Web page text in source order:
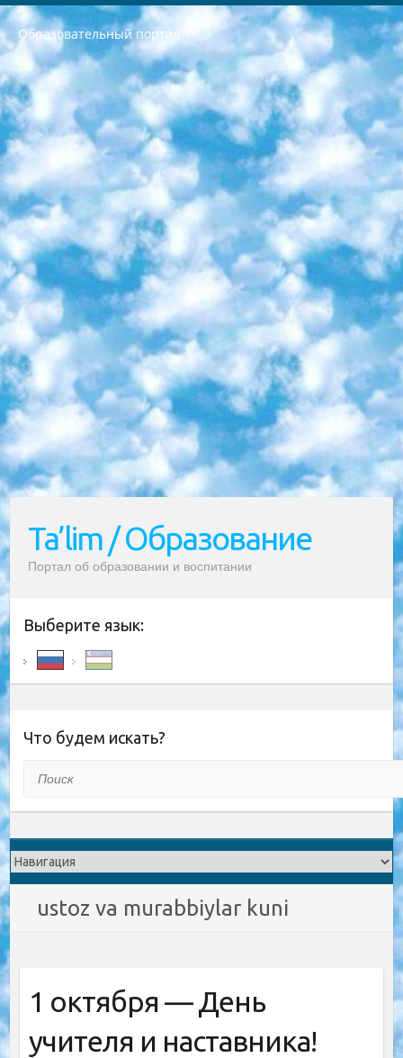
Образовательный портал
РЕСПУБЛИКА УЗБЕКИСТАН МИНИСТРЕРСТВО ДОШКОЛЬНОГО И ШКОЛЬНОГО ОБРАЗОВАНИЯ КОМАНДА в общеобразовательных учреждениях в 2023-2024 учебном году организация и проведение итоговой государственной аттестации обучающихся о Министра дошкольного и школьного образования Республики Узбекистан от 4 марта 2008 года (постановлением Минюста от 20 марта 2008 года № 1778 государственной регистрации) «Итоговое состояние учащихся общего среднего образования на основании положения об утверждении положения об аттестации общего среднего образования выпускной экзамен студентов в образовательных учреждениях в 2023-2024 учебном году В целях организации и прохождения аттестации приказываю: 1. Следующее: перечень предметов, по которым будет проводиться итоговая государственная аттестация и экзамен формы перевода согласно приложению 1; сертификаты международного образца, оценивающие уровень владения иностранными языками перечень согласно приложению 2; 2. Педагогический при специализированных образовательных учреждениях. научно-практический центр квалификации и международной оценки (Д.Давидова) 2024 г. До 25 марта: задания по предметам, по которым будет проводиться итоговая аттестация разработка и утверждение технических условий; итоговая аттестация на основании разработанного предметного задания разработка вопросов по предметам (устно и письменно), экзамен передача; общеобразовательные средние школы и специальные учебные заведения учащиеся выпускных классов школ и интернатов в агентской системе подготовка базы данных экзаменационных материалов и критериев оценки; перевод базы экзаменационных материалов на все языки обучения подать в Республиканский образовательный центр для изготовления; варианты экзаменов на основе разработанных контрольных материалов пусть будут поставлены задачи формирования. 3. Республиканский образовательный центр (Ш.Худайкулов) до 5 апреля 2024 года. до: база данных предоставленных экзаменационных материалов на все языки обучения перевод и экспертиза; для слепых, слабовидящих, глухих, слабослышащих и умственно отсталых детей учащиеся выпускных классов специализированных школ и школ-интернатов база данных экзаменационных материалов на всех преподаваемых языках подготовка критериев оценки; специализированные школы для умственно отсталых детей и технологии для учащихся выпускных классов школ-интернатов разработка соответствующих рекомендаций и критериев проведения ЕГЭ по естествознанию давать задания. 4. Педагогический при специализированных образовательных учреждениях. Научно-практический центр навыков и международной оценки (Д.Давидова), Республика образовательный центр (Худайкулов Ш.) итоговый государственный аттестационный экзамен ориентирован на творческое и логическое мышление при подготовке базы материалов учитывать введение заданий. 5. Следует отметить, что: сертификат государственного образца о знании общеобразовательного предмета и как минимум национальный уровень B1 по предметам на иностранных языках, указанным в Приложении 2. или международно признанный сертификат эквивалентного уровня студенты, изучающие определенный предмет, освобождаются от экзамена; по соответствующим предметам запланирована итоговая государственная аттестация за день до дня, путем жеребьевки Рабочей группой (в письменной форме по предметам, проводимым в форме) из числа сформированных вариантов выбрано 2 варианта; 2 выбранных варианта экзамена анонсированы на официальном сайте министерства и все выпускники по всей стране на основе этих вариантов проводит итоговую государственную аттестацию. 6. Государственное образование учащихся средних общеобразовательных учреждений. знания в соответствии с квалификационными требованиями, которые необходимо приобрести на основании стандартов итоговый (выпускной) контроль для 9 и 11 классов в целях тестирования Экзамены (далее – экзамены) состоят из предметов, перечисленных в приложении 1. будет сделано. 7. Экзамены пройдут с 26 мая по 15 июня 2024 г. (кроме науки физического воспитания). 8. Физическая для учащихся 9 классов общесредних образовательных учреждений. Экзамены по предмету «Образование, квалификация медицина» 1-6 мая 2024 года. сотрудники перевести под присмотр (с отклонениями в физическом или умственном развитии) специализированная школа для детей, школы-интернаты и со сколиозом школы-интернаты санаторного типа для больных детей исключены). 9. Он был слепым, слабовидящим и имел нарушения опорно-двигательного аппарата. экзамены в специализированных школах и интернатах для детей должны проводиться исходя из требований, предъявляемых к общеобразовательным учреждениям (физкультура кроме науки). 10. Специализированная школа для глухих и слабослышащих детей. и экзамены в интернатах и быть реализован в виде письменного теста по математике. 11. Специальность для умственно отсталых детей. Для 9 класса Родной язык и литературное письмо Государственный язык (язык обучения – узбекский). для неклассов) написано Математическое письмо Письменная/устная история Узбекистана Физическое воспитание практично Итоговый контроль Для 11 класса Написание родного языка и литературы (эссе) Математическое письмо Узбекский язык (обучение на узбекском языке) не посещающее общее среднее образование для учреждений)/Образовательное учреждение выбор письменный и устный Иностранный язык письменный/устный Письменная/устная история Узбекистана *По выбору студента:  Химия  Физика  Основы государственного права  География 10 бесплатных образовательных ресурсов - Мы составили подборку онлайн-проектов с интерактивными упражнениями, видеолекциями и статьями. Они помогут вам обрести новые и освежить старые знания бесплатно. 1. «ИНТУИТ» Старейшая образовательная площадка Рунета. Здесь вы найдёте сотни текстовых и видеокурсов на десятки различных тем — от программирования до психологии. Многие курсы подготовлены российскими университетами и крупными международными компаниями вроде Intel и Microsoft. Самостоятельное обучение бесплатное, но желающие могут оплатить услуги персональных наставников. 2. «Смартия» знакомит с актуальными профессиями и подсказывает, как им обучаться. Выбрав заинтересовавшую вас специальность — SMM-специалист, фотограф, веб-дизайнер или другую, — увидите список необходимых для неё умений. Чтобы вы могли освоить их самостоятельно, для каждого умения площадка отображает подборку ссылок на учебные материалы. Хотя «Смартия» ориентируется на русскоязычную аудиторию, часть контента всё же доступна только на английском. 3. «Лекторий Физтеха» Проект Московского физико-технического института (Физтеха). С его помощью вы можете смотреть онлайн серии лекций, записанные на видео в этом вузе. В числе доступных предметов — физика, биология, химия, информационные технологии и другие. К некоторым лекциям администрация ресурса прилагает готовые конспекты, которые можно скачивать в PDF-формате. 4. ITMOcourses Онлайн-площадка Санкт-Петербургского национального исследовательского университета информационных технологий, механики и оптики (ИТМО). Ресурс предоставляет свободный доступ к курсам, разработанным в этом вузе. Каталог материалов разбит на четыре категории: «Оптические системы и технологии», «Приборостроение и робототехника», «Информационные технологии» и «Биотехнологии». Курсы состоят из видеолекций, интерактивных демонстраций и заданий. 5. «КиберЛенинка» Электронная научная библиотека открытого доступа. Каталог площадки регулярно обрастает текстами статей из различных научных изданий. Сгруппированные по журналам и рубрикам публикации можно читать онлайн или скачивать целиком в PDF-формате. Проект нацелен на популяризацию науки за счёт открытого доступа к качественной информации. 6. «ПостНаука» На этом ресурсе публикуют подборки видеолекций, составленные экспертами из разных отраслей и объединённые общими темами. Среди них, к примеру, есть серии «Биоинформатика и геномика», «Культура средневековой Скандинавии» и Cinema Studies о теории кино. Каждая подборка лекций — логически связанная история, рассказанная экспертом от первого лица. Кроме того, на сайте появляются научно-образовательные статьи и тесты на разные темы. 7. «Newочём» Команда проекта «Newочём» отбирает самые интересные тексты из англоязычных СМИ и переводит те из них, за которые голосуют участники сообщества «ВКонтакте». По большей части это научно-популярные статьи. Редакторы придумывают лишь заголовки, в остальном содержание переводов соответствует оригиналам. Полные тексты можно читать прямо в социальной сети. 8. InternetUrok Онлайн-база материалов по основным дисциплинам школьной программы. Информация на сайте структурирована по классам, предметам и темам (урокам). Каждый урок состоит из видеолекций и конспектов. Есть также интерактивные тренажёры и тесты для закрепления пройденного материала. Даже если вы давно окончили школу, возможность повторить программу старших классов всегда может пригодиться. 9. Edutainme Ещё один ресурс об образовании. В отличие от Newtonew, как мне кажется, Edutainme больше ориентируется на представителей индустрии: педагогов, предпринимателей, разработчиков образовательных проектов. Но и любой, кто просто стремится к саморазвитию, найдёт на сайте много полезного и интересного для себя. Например, информацию о новых курсах и образовательных сервисах. 10. Newtonew Онлайн-медиа об образовании и обучении в широком смысле. Авторы Newtonew пишут об инструментах, заведениях, тактиках и стратегиях, которые помогают учить других и получать новые знания самостоятельно. На этой площадке вы найдёте новости, обзоры, аналитические мат
Ta’lim / Образование
Портал об образовании и воспитании
Выберите язык:
Что будем искать?
ustoz va murabbiylar kuni
1 октября — День
учителя и наставника!